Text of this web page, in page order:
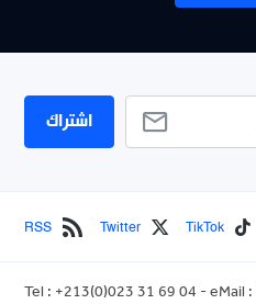
اشتراك
TikTok
Twitter
RSS
Tel : +213(0)023 31 69 04 - eMail :